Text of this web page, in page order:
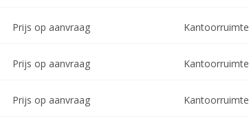
Prijs op aanvraag Kantoorruimte
Prijs op aanvraag Kantoorruimte
Prijs op aanvraag Kantoorruimte